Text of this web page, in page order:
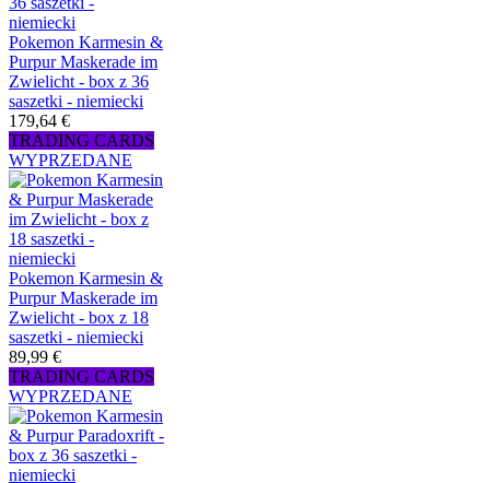
Pokemon Karmesin &
Purpur Maskerade im
Zwielicht - box z 36
saszetki - niemiecki
179,64 €
TRADING CARDS
WYPRZEDANE
Pokemon Karmesin &
Purpur Maskerade im
Zwielicht - box z 18
saszetki - niemiecki
89,99 €
TRADING CARDS
WYPRZEDANE